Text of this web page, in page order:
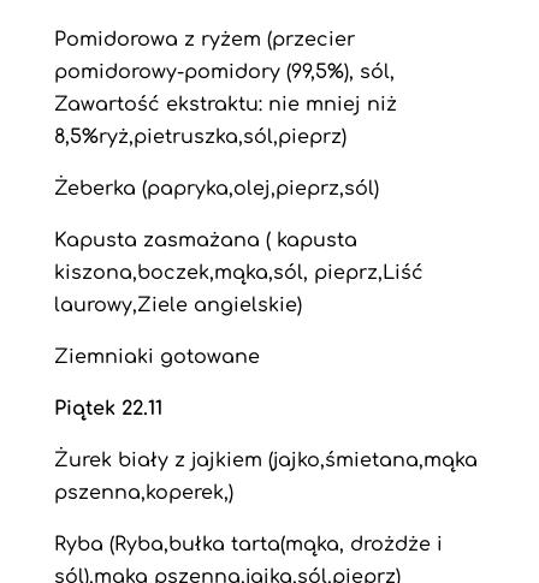
Pomidorowa z ryżem (przecier
pomidorowy-pomidory (99,5%), sól,
Zawartość ekstraktu: nie mniej niż
8,5%ryż,pietruszka,sól,pieprz)
Żeberka (papryka,olej,pieprz,sól)
Kapusta zasmażana ( kapusta
kiszona,boczek,mąka,sól, pieprz,Liść
laurowy,Ziele angielskie)
Ziemniaki gotowane
Piątek 22.11
Żurek biały z jajkiem (jajko,śmietana,mąka
pszenna,koperek,)
Ryba (Ryba,bułka tarta(mąka, drożdże i
sól),mąka pszenna,jajka,sól,pieprz)